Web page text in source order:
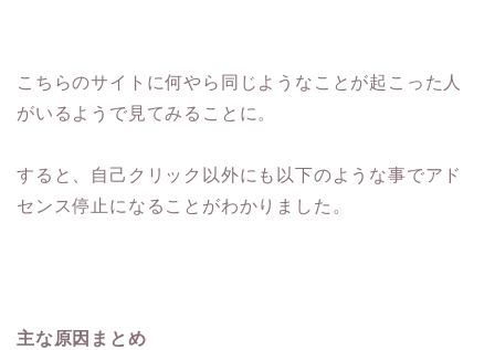
こちらのサイトに何やら同じようなことが起こった人
がいるようで見てみることに。
すると、自己クリック以外にも以下のような事でアド
センス停止になることがわかりました。
主な原因まとめ